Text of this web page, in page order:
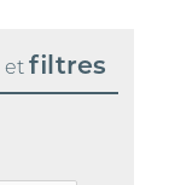
etfiltres